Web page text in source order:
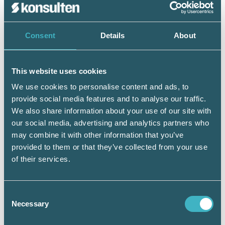
Consent Details About
This website uses cookies
We use cookies to personalise content and ads, to
provide social media features and to analyse our traffic.
We also share information about your use of our site with
our social media, advertising and analytics partners who
may combine it with other information that you’ve
provided to them or that they’ve collected from your use
of their services.
Selection
Necessary
Stort intresse för att lära sig om hållbarhetsredovisning
denna kväll i Göteborg.
Läs tidigare blogginlägg
Hållbarhet handlar också om bolagets
långsiktiga lönsamhet